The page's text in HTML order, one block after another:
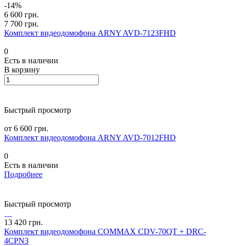
-14%
6 600 грн.
7 700 грн.
Комплект видеодомофона ARNY AVD-7123FHD
0
Есть в наличии
В корзину
Быстрый просмотр
от 6 600 грн.
Комплект видеодомофона ARNY AVD-7012FHD
0
Есть в наличии
Подробнее
Быстрый просмотр
13 420 грн.
Комплект видеодомофона COMMAX CDV-70QT + DRC-
4CPN3